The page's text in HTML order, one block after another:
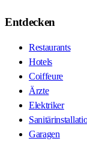
Entdecken
Restaurants
Hotels
Coiffeure
Ärzte
Elektriker
Garagen